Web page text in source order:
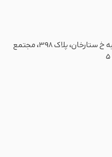
تهران، خ آزادی، خ بهبودی، نرسیده به خ ستارخان، پلاک ۳۹۸، مجتمع